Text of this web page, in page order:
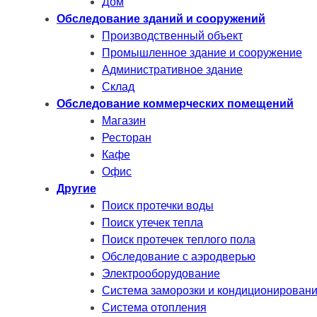
Обследование зданий и сооружений
Производственный объект
Промышленное здание и сооружение
Административное здание
Склад
Обследование коммерческих помещений
Магазин
Ресторан
Кафе
Офис
Другие
Поиск протечки воды
Поиск утечек тепла
Поиск протечек теплого пола
Обследование с аэродверью
Электрооборудование
Система заморозки и
Система отопления